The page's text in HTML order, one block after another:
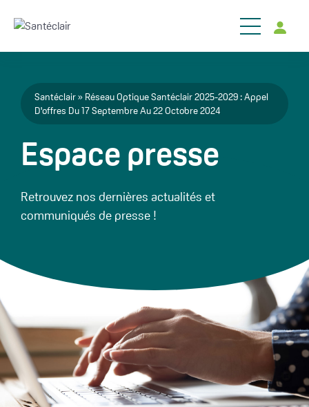
Fil d'Ariane
Santéclair
Réseau Optique Santéclair 2025-2029 : Appel
D'offres Du 17 Septembre Au 22 Octobre 2024
Espace presse
Retrouvez nos dernières actualités et
communiqués de presse !